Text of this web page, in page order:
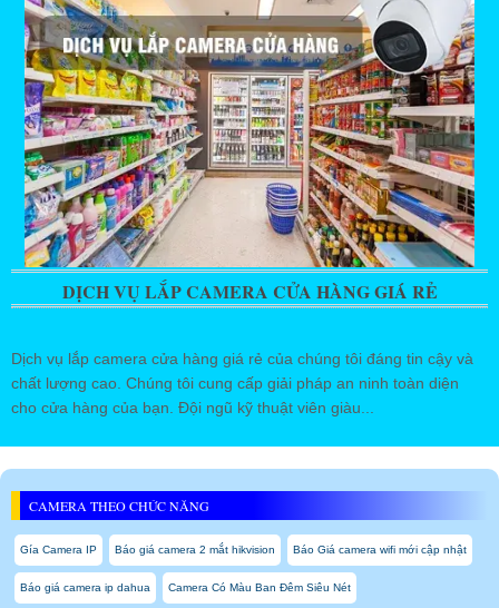
DỊCH VỤ LẮP CAMERA CỬA HÀNG GIÁ RẺ
Dịch vụ lắp camera cửa hàng giá rẻ của chúng tôi đáng tin cậy và
chất lượng cao. Chúng tôi cung cấp giải pháp an ninh toàn diện
cho cửa hàng của bạn. Đội ngũ kỹ thuật viên giàu...
CAMERA THEO CHỨC NĂNG
Gía Camera IP Báo giá camera 2 mắt hikvision Báo Giá camera wifi mới cập nhật
Báo giá camera ip dahua Camera Có Màu Ban Đêm Siêu Nét